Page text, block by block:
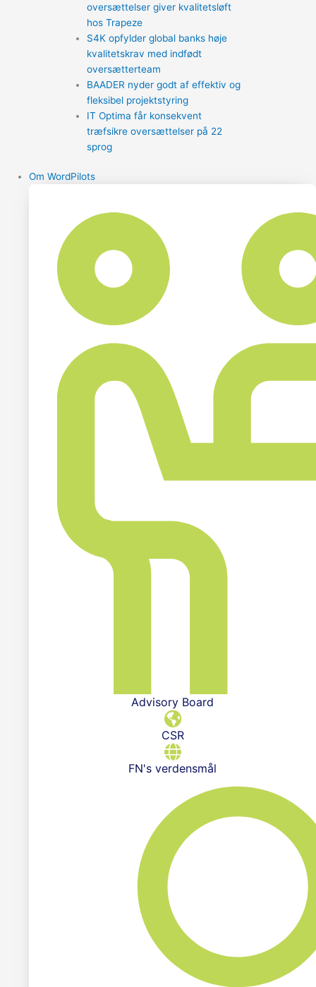
oversættelser giver kvalitetsløft
hos Trapeze
S4K opfylder global banks høje
kvalitetskrav med indfødt
oversætterteam
BAADER nyder godt af effektiv og
fleksibel projektstyring
IT Optima får konsekvent
træfsikre oversættelser på 22
sprog
Om WordPilots
Advisory Board
CSR
FN's verdensmål